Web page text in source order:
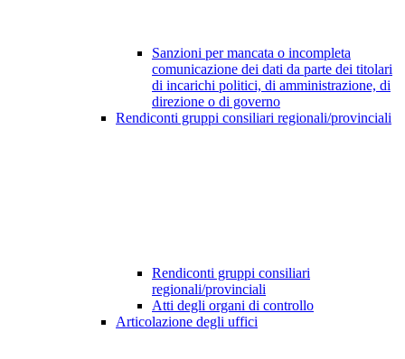
Sanzioni per mancata o incompleta
comunicazione dei dati da parte dei titolari
di incarichi politici, di amministrazione, di
direzione o di governo
Rendiconti gruppi consiliari regionali/provinciali
Rendiconti gruppi consiliari
regionali/provinciali
Atti degli organi di controllo
Articolazione degli uffici